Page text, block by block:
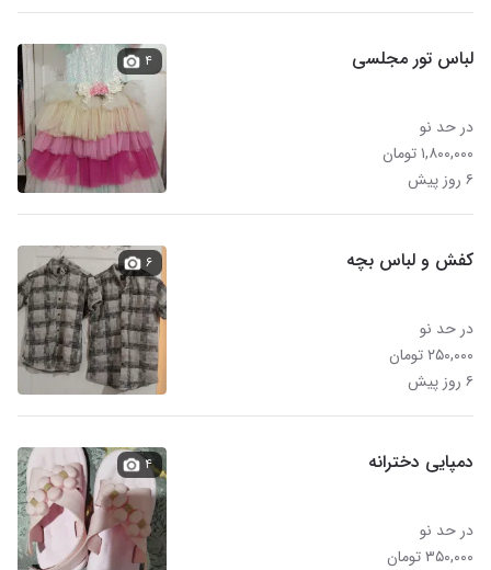
لباس تور مجلسی
در حد نو
۱,۸۰۰,۰۰۰ تومان
۶ روز پیش
۴
کفش و لباس بچه
در حد نو
۲۵۰,۰۰۰ تومان
۶ روز پیش
۶
دمپایی دخترانه
در حد نو
۳۵۰,۰۰۰ تومان
۴